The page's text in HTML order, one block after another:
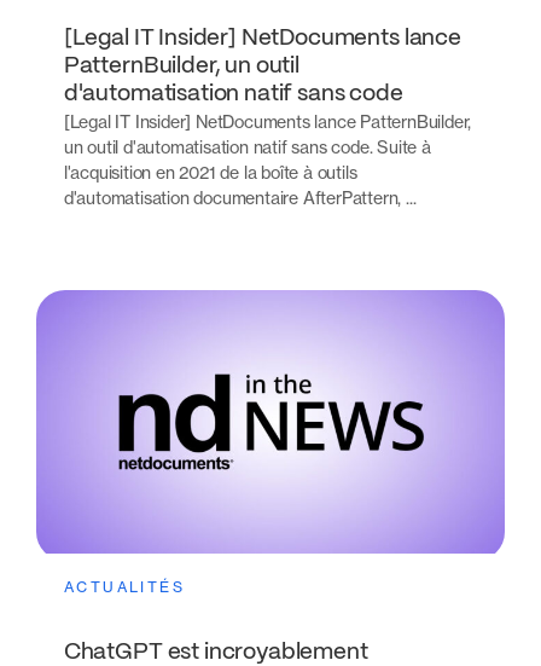
[Legal IT Insider] NetDocuments lance
PatternBuilder, un outil
d'automatisation natif sans code
[Legal IT Insider] NetDocuments lance PatternBuilder,
un outil d'automatisation natif sans code. Suite à
l'acquisition en 2021 de la boîte à outils
d'automatisation documentaire AfterPattern, ...
ACTUALITÉS
ChatGPT est incroyablement